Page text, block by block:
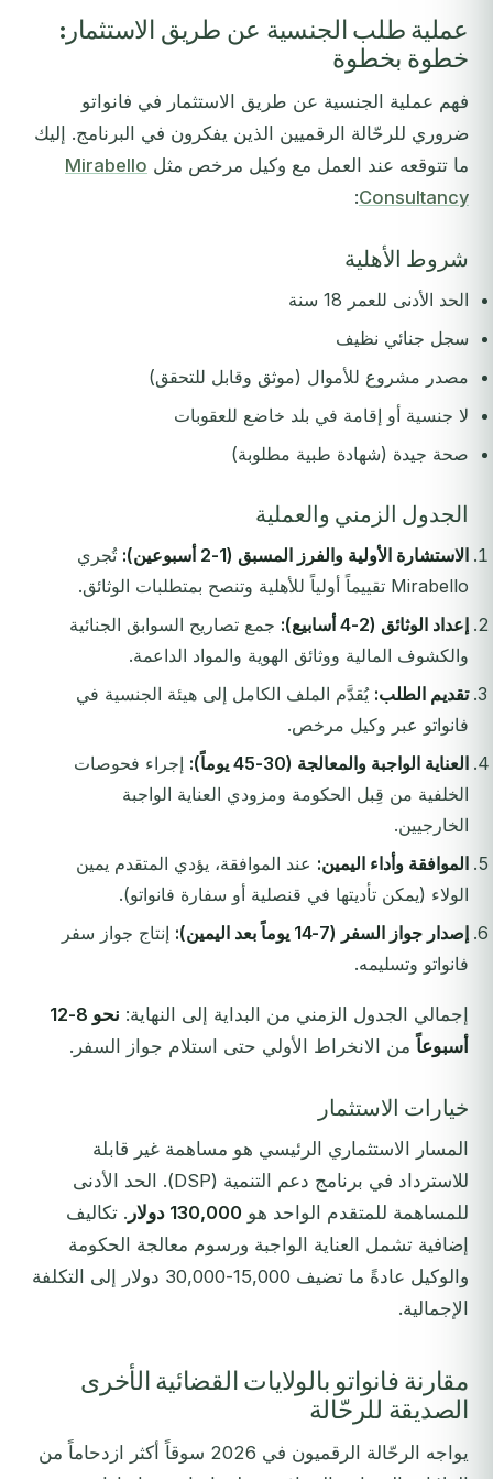
عملية طلب الجنسية عن طريق الاستثمار:
خطوة بخطوة
فهم عملية الجنسية عن طريق الاستثمار في فانواتو
ضروري للرحّالة الرقميين الذين يفكرون في البرنامج. إليك
ما تتوقعه عند العمل مع وكيل مرخص مثل Mirabello
Consultancy
:
شروط الأهلية
الحد الأدنى للعمر 18 سنة
سجل جنائي نظيف
مصدر مشروع للأموال (موثق وقابل للتحقق)
لا جنسية أو إقامة في بلد خاضع للعقوبات
صحة جيدة (شهادة طبية مطلوبة)
الجدول الزمني والعملية
الاستشارة الأولية والفرز المسبق (1-2 أسبوعين):
تُجري
Mirabello تقييماً أولياً للأهلية وتنصح بمتطلبات الوثائق.
إعداد الوثائق (2-4 أسابيع):
جمع تصاريح السوابق الجنائية
والكشوف المالية ووثائق الهوية والمواد الداعمة.
تقديم الطلب: يُقدَّم الملف الكامل إلى هيئة الجنسية في
فانواتو عبر وكيل مرخص.
العناية الواجبة والمعالجة (30-45 يوماً):
إجراء فحوصات
الخلفية من قِبل الحكومة ومزودي العناية الواجبة
الخارجيين.
الموافقة وأداء اليمين: عند الموافقة، يؤدي المتقدم يمين
الولاء (يمكن تأديتها في قنصلية أو سفارة فانواتو).
إصدار جواز السفر (7-14 يوماً بعد اليمين):
إنتاج جواز سفر
فانواتو وتسليمه.
إجمالي الجدول الزمني من البداية إلى النهاية:
نحو 8-12
أسبوعاً من الانخراط الأولي حتى استلام جواز السفر.
خيارات الاستثمار
المسار الاستثماري الرئيسي هو مساهمة غير قابلة
للاسترداد في برنامج دعم التنمية (DSP). الحد الأدنى
للمساهمة للمتقدم الواحد هو 130,000 دولار
. تكاليف
إضافية تشمل العناية الواجبة ورسوم معالجة الحكومة
والوكيل عادةً ما تضيف 15,000-30,000 دولار إلى التكلفة
الإجمالية.
مقارنة فانواتو بالولايات القضائية الأخرى
الصديقة للرحّالة
يواجه الرحّالة الرقميون في 2026 سوقاً أكثر ازدحاماً من